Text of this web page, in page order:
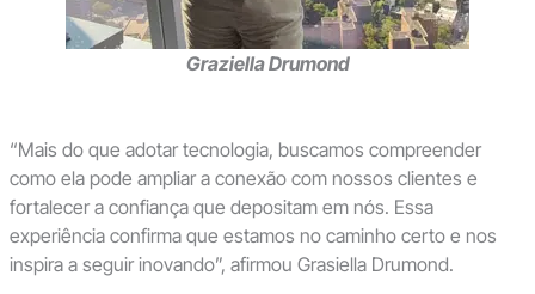
Graziella Drumond
“Mais do que adotar tecnologia, buscamos compreender
como ela pode ampliar a conexão com nossos clientes e
fortalecer a confiança que depositam em nós. Essa
experiência confirma que estamos no caminho certo e nos
inspira a seguir inovando”, afirmou Grasiella Drumond.